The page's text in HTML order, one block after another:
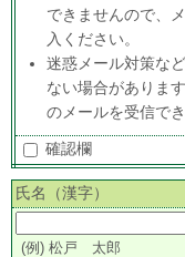
できませんので、
入ください。
迷惑メール対策な
ない場合がありま
のメールを受信で
確認欄
氏名（漢字）
(例) 松戸 太郎